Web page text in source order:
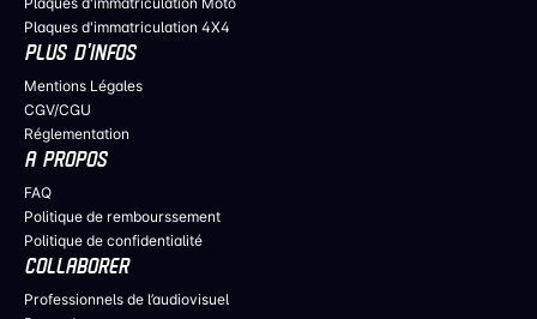
Plaques d'immatriculation 4X4
PLUS D’INFOS
Mentions Légales
CGV/CGU
Réglementation
A PROPOS
FAQ
Politique de rembourssement
Politique de confidentialité
COLLABORER
Professionnels de l’audiovisuel